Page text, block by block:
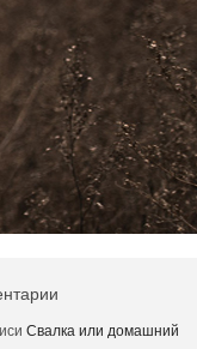
Свалка или домашний